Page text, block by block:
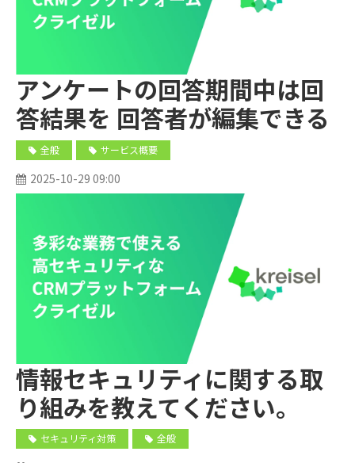
アンケートの回答期間中は回
答結果を 回答者が編集できる
ようにしたいのですが可能で
すか？
全般 サービス概要
2025-10-29 09:00
情報セキュリティに関する取
り組みを教えてください。
セキュリティ対策 全般